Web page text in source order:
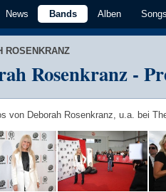
News Bands Alben Songs
ROSENKRANZ
Rosenkranz -
von Deborah Rosenkranz, u.a. bei